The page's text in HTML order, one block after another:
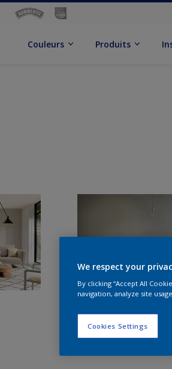
Couleurs Produits
We respect your
By clicking “Accept All
navigation, analyze site
Cookies Settings